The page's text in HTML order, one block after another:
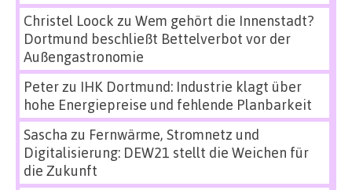
Christel Loock zu Wem gehört die Innenstadt?
Dortmund beschließt Bettelverbot vor der
Außengastronomie
Peterzu IHK Dortmund: Industrie klagt über
hohe Energiepreise und fehlende Planbarkeit
Sascha zu Fernwärme, Stromnetz und
Digitalisierung: DEW21 stellt die Weichen für
die Zukunft